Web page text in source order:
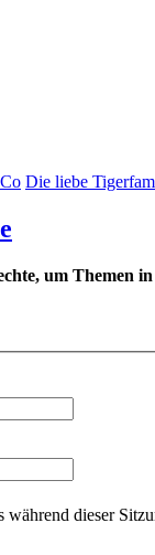
Die liebe
um Themen
während dieser